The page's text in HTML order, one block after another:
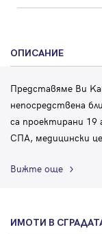
ОПИСАНИЕ
Представяме Ви
непосредствена
са проектирани
СПА, медицински
Вижте още
ИМОТИ В